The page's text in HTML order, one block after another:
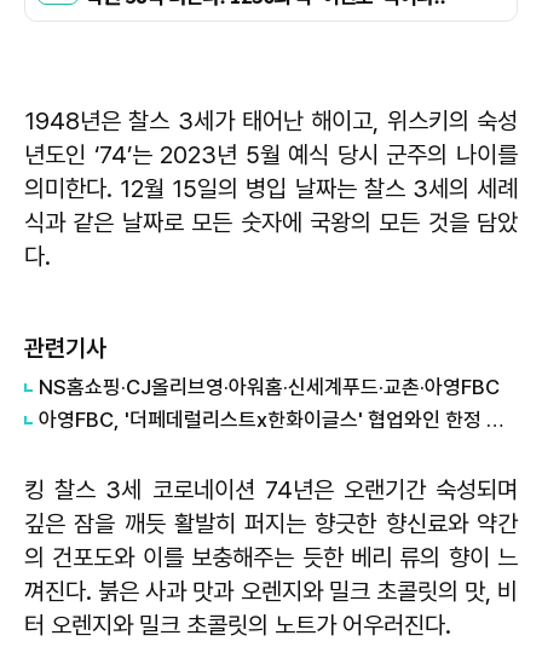
1948년은 찰스 3세가 태어난 해이고, 위스키의 숙성
년도인 ‘74’는 2023년 5월 예식 당시 군주의 나이를
의미한다. 12월 15일의 병입 날짜는 찰스 3세의 세례
식과 같은 날짜로 모든 숫자에 국왕의 모든 것을 담았
다.
관련기사
NS홈쇼핑·CJ올리브영·아워홈·신세계푸드·교촌·아영FBC
아영FBC, '더페데럴리스트x한화이글스' 협업와인 한정 출시
킹 찰스 3세 코로네이션 74년은 오랜기간 숙성되며
깊은 잠을 깨듯 활발히 퍼지는 향긋한 향신료와 약간
의 건포도와 이를 보충해주는 듯한 베리 류의 향이 느
껴진다. 붉은 사과 맛과 오렌지와 밀크 초콜릿의 맛, 비
터 오렌지와 밀크 초콜릿의 노트가 어우러진다.